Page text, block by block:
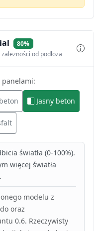
80%
od podłoża
Jasny beton
światła (0-100%).
więcej światła
modelu z
oraz
0.6. Rzeczywisty